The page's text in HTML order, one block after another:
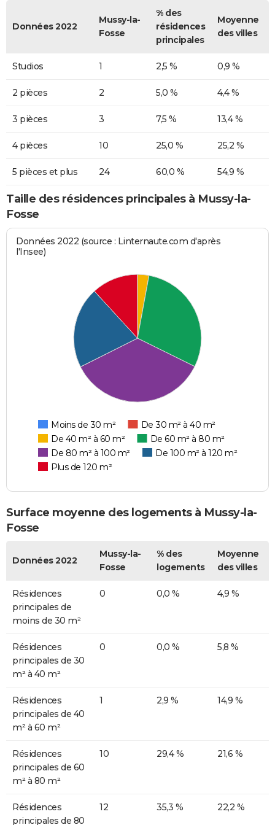
Données 2022
Mussy-la-
Fosse
% des
résidences
principales
Moyenne
des villes
Studios 1 2,5 % 0,9 %
2 pièces 2 5,0 % 4,4 %
3 pièces 3 7,5 % 13,4 %
4 pièces 10 25,0 % 25,2 %
5 pièces et plus 24 60,0 % 54,9 %
Taille des résidences principales à Mussy-la-
Fosse
Données 2022 (source : Linternaute.com d'après
l'Insee)
Moins de 30 m²
De 30 m² à 40 m²
De 40 m² à 60 m²
De 60 m² à 80 m²
De 80 m² à 100 m²
De 100 m² à 120 m²
Plus de 120 m²
Surface moyenne des logements à Mussy-la-
Fosse
Données 2022
Mussy-la-
Fosse
% des
logements
Moyenne
des villes
Résidences
principales de
moins de 30 m²
0 0,0 % 4,9 %
Résidences
principales de 30
m² à 40 m²
0 0,0 % 5,8 %
Résidences
principales de 40
m² à 60 m²
1 2,9 % 14,9 %
Résidences
principales de 60
m² à 80 m²
10 29,4 % 21,6 %
Résidences
principales de 80
12 35,3 % 22,2 %